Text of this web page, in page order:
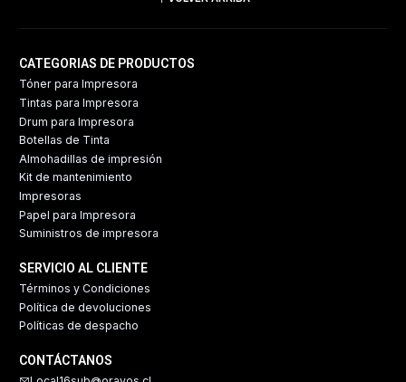
CATEGORIAS DE PRODUCTOS
Tóner para Impresora
Tintas para Impresora
Drum para Impresora
Botellas de Tinta
Almohadillas de impresión
Kit de mantenimiento
Impresoras
Papel para Impresora
Suministros de impresora
SERVICIO AL CLIENTE
Términos y Condiciones
Política de devoluciones
Políticas de despacho
CONTÁCTANOS